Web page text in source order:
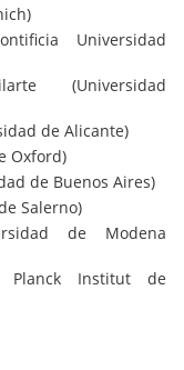
Universidad
(Universidad
de Alicante)
Oxford)
de Buenos Aires)
Salerno)
de Modena
Planck Institut de